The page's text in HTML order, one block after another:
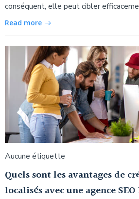
conséquent, elle peut cibler
Read more
Aucune étiquette
Quels sont les avantages de
localisés avec une agence